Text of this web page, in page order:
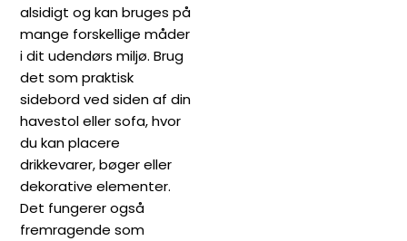
alsidigt og kan bruges på
mange forskellige måder
i dit udendørs miljø. Brug
det som praktisk
sidebord ved siden af din
havestol eller sofa, hvor
du kan placere
drikkevarer, bøger eller
dekorative elementer.
Det fungerer også
fremragende som